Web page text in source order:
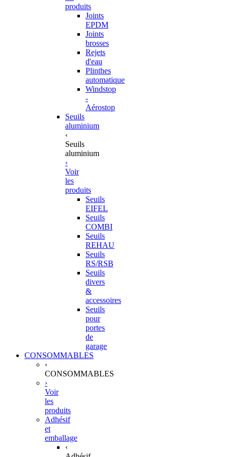
produits
Joints
EPDM
Joints
brosses
Rejets
d'eau
Plinthes
automatique
Windstop
-
Aérostop
Seuils
aluminium
‹
Seuils
aluminium
›
Voir
les
produits
Seuils
EIFEL
Seuils
COMBI
Seuils
REHAU
Seuils
RS/RSB
Seuils
divers
&
accessoires
Seuils
pour
portes
de
garage
CONSOMMABLES
‹
CONSOMMABLES
›
Voir
les
produits
Adhésif
et
emballage
‹